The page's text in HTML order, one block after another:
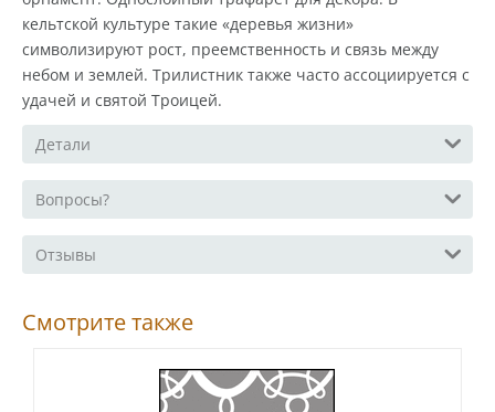
кельтской культуре такие «деревья жизни»
символизируют рост, преемственность и связь между
небом и землей. Трилистник также часто ассоциируется с
удачей и святой Троицей.
Детали
Вопросы?
Отзывы
Смотрите также